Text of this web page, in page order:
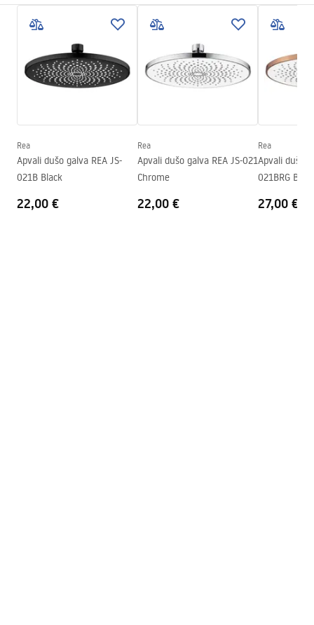
Montavimo būdas
Prisukamas
Plotis
300
Aukštis
2mm
Gylis
300mm
Pielęgnacja.pdf
Garantijos sąlygos
Rea
Apvali dušo galva REA JS-
021B Black
22,00 €
Rea
Apvali dušo galva REA JS-021
Chrome
22,00 €
Rea
Apvali dušo
021BRG
27,00 €